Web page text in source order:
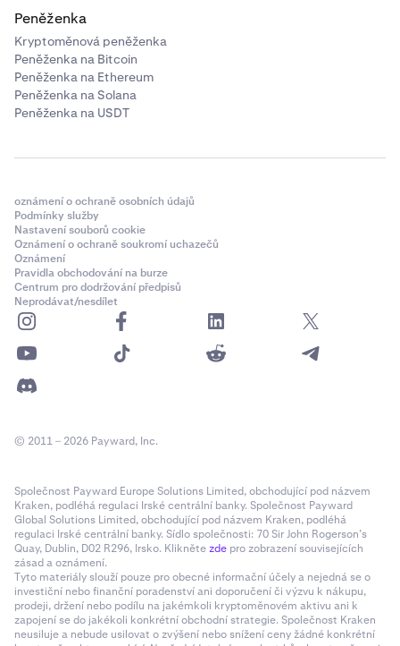
Převody kryptoaktiv jsou agregovány podle:
Kryptoaktiva,
Směru převodu (příchozí nebo odchozí) a
Kategorie převodu.
Odměny za staking
Převody z jiné burzy
Kategorie odchozích převodů (příklady):
Převody na jinou burzu
Jiné odchozí převody
Peněženka
Kryptoměnová peněženka
Peněženka na Bitcoin
Peněženka na Ethereum
Peněženka na Solana
Peněženka na USDT
oznámení o ochraně osobních údajů
Podmínky služby
Nastavení souborů cookie
Oznámení o ochraně soukromí uchazečů
Oznámení
Pravidla obchodování na burze
Centrum pro dodržování předpisů
Neprodávat/nesdílet
© 2011 – 2026 Payward, Inc.
Společnost Payward Europe Solutions Limited, obchodující pod názvem
Kraken, podléhá regulaci Irské centrální banky. Společnost Payward
Global Solutions Limited, obchodující pod názvem Kraken, podléhá
regulaci Irské centrální banky. Sídlo společnosti: 70 Sir John Rogerson’s
Quay, Dublin, D02 R296, Irsko. Kliknětezde pro zobrazení souvisejících
zásad a oznámení.
Tyto materiály slouží pouze pro obecné informační účely a nejedná se o
investiční nebo finanční poradenství ani doporučení či výzvu k nákupu,
prodeji, držení nebo podílu na jakémkoli kryptoměnovém aktivu ani k
zapojení se do jakékoli konkrétní obchodní strategie. Společnost Kraken
neusiluje a nebude usilovat o zvýšení nebo snížení ceny žádné konkrétní